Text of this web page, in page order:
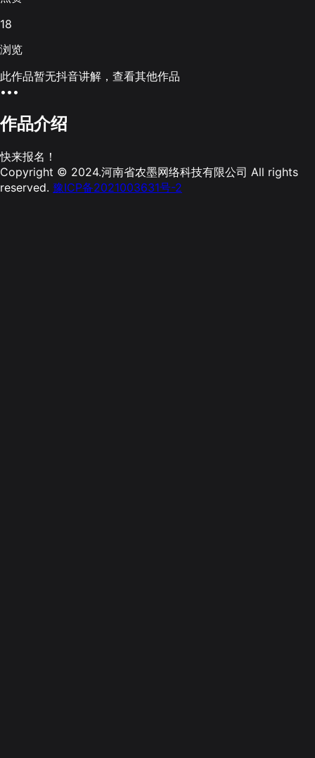
18
浏览
此作品暂无抖音讲解，查看其他作品
•••
作品介绍
快来报名！
Copyright © 2024.河南省农墨网络科技有限公司 All rights
reserved. 豫ICP备2021003631号-2